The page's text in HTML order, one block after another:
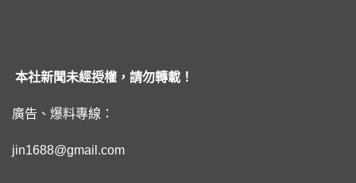
本社新聞未經授權，請勿轉載！
廣告、爆料專線：
jin1688@gmail.com